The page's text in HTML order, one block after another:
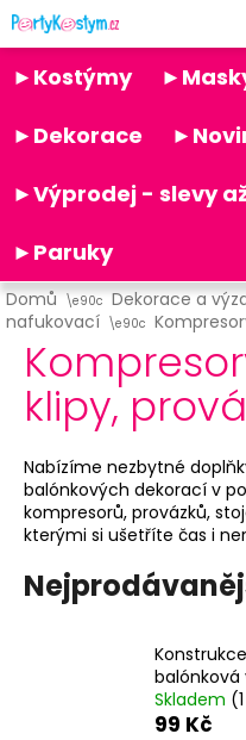
Přejít
na
obsah
►Kostýmy
►Dekorace
►Výprodej - slevy
►Paruky
Domů Dekorace a
nafukovací
klipy,
Nabízíme nezbytné
balónkových dekorací v
kompresorů, provázků,
kterými si ušetříte čas i
balónková
Skladem
99 Kč
K
o
C
p
t
ř
e
b
u
j
t
e
n
j